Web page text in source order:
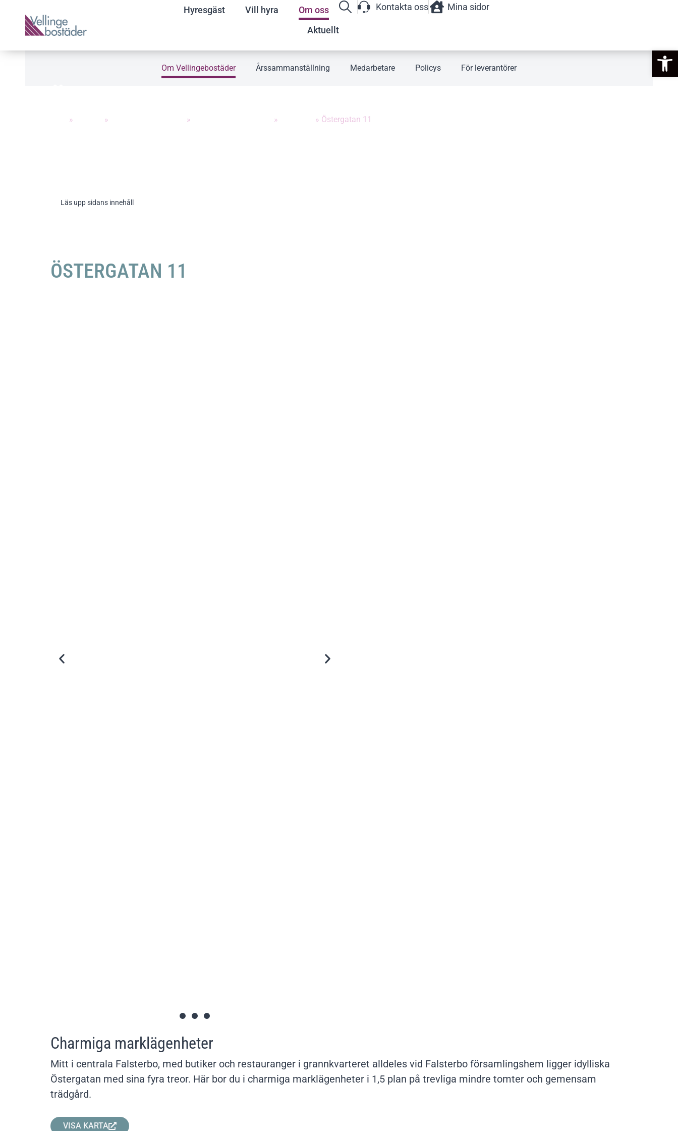
Hyresgäst Vill hyra
Om oss
Aktuellt
Kontakta oss Mina sidor
Om Vellingebostäder Årssammanställning Medarbetare Policys För leverantörer
» » » » » Östergatan 11
Läs upp sidans innehåll
ÖSTERGATAN 11
Charmiga marklägenheter
Mitt i centrala Falsterbo, med butiker och restauranger i grannkvarteret alldeles vid Falsterbo församlingshem ligger idylliska
Östergatan med sina fyra treor. Här bor du i charmiga marklägenheter i 1,5 plan på trevliga mindre tomter och gemensam
trädgård.
VISA KARTA